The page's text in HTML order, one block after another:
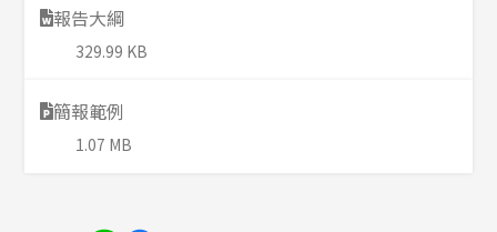
報告大綱
329.99 KB
簡報範例
1.07 MB